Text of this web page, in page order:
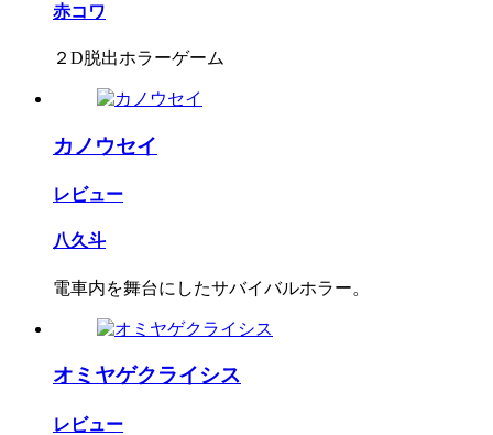
赤コワ
２D脱出ホラーゲーム
カノウセイ
レビュー
八久斗
電車内を舞台にしたサバイバルホラー。
オミヤゲクライシス
レビュー